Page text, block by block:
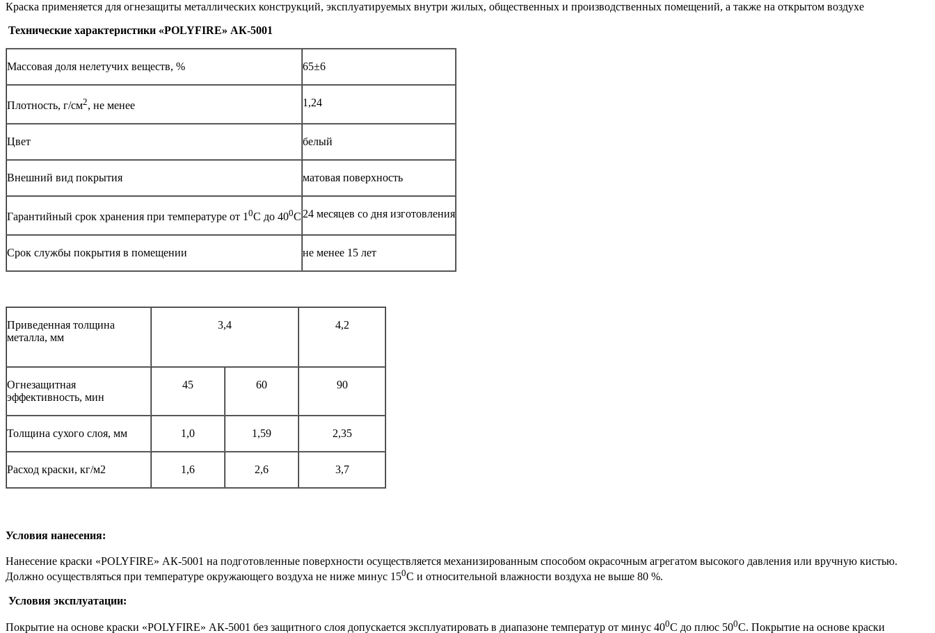
Краска применяется для огнезащиты металлических конструкций, эксплуатируемых внутри жилых, общественных и производственных помещений, а также на открытом воздухе
Технические характеристики «POLYFIRE» АК-5001
Массовая доля нелетучих веществ, % 65±6
Плотность, г/см2, не менее 1,24
Цвет белый
Внешний вид покрытия матовая поверхность
Гарантийный срок хранения при температуре от 10С до 400С24 месяцев со дня изготовления
Срок службы покрытия в помещении не менее 15 лет
Приведенная толщина
металла, мм
3,4 4,2
Огнезащитная
эффективность, мин
45 60 90
Толщина сухого слоя, мм 1,0 1,59 2,35
Расход краски, кг/м2 1,6 2,6 3,7
Условия нанесения:
Нанесение краски «POLYFIRE» АК-5001 на подготовленные поверхности осуществляется механизированным способом окрасочным агрегатом высокого давления или вручную кистью.
Должно осуществляться при температуре окружающего воздуха не ниже минус 150С и относительной влажности воздуха не выше 80 %.
Условия эксплуатации:
Покрытие на основе краски «POLYFIRE» АК-5001 без защитного слоя допускается эксплуатировать в диапазоне температур от минус 400С до плюс 500С. Покрытие на основе краски